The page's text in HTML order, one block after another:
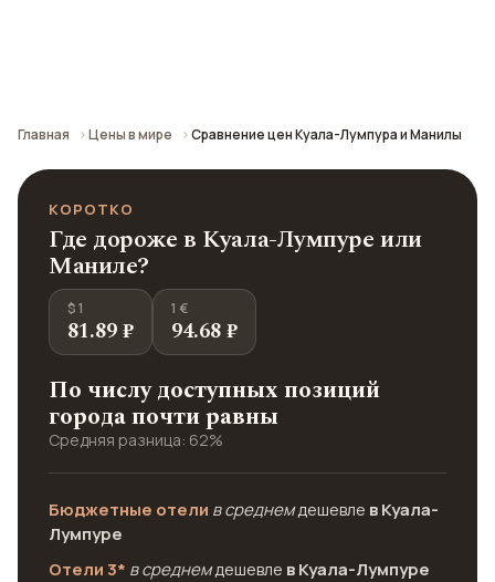
Главная Цены в мире Сравнение цен Куала-Лумпура и Манилы
КОРОТКО
Где дороже в Куала-Лумпуре или
Маниле?
$ 1
81.89 ₽
1 €
94.68 ₽
По числу доступных позиций
города почти равны
Средняя разница: 62%
Бюджетные отели в среднемдешевле в Куала-
Лумпуре
Отели 3* в среднемдешевле в Куала-Лумпуре